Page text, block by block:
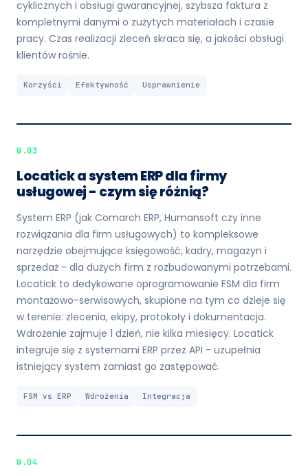
cyklicznych i obsługi gwarancyjnej, szybsza faktura z
kompletnymi danymi o zużytych materiałach i czasie
pracy. Czas realizacji zleceń skraca się, a jakości obsługi
klientów rośnie.
Korzyści Efektywność Usprawnienie
W.03
Locatick a system ERP dla firmy
usługowej - czym się różnią?
System ERP (jak Comarch ERP, Humansoft czy inne
rozwiązania dla firm usługowych) to kompleksowe
narzędzie obejmujące księgowość, kadry, magazyn i
sprzedaż - dla dużych firm z rozbudowanymi potrzebami.
Locatick to dedykowane oprogramowanie FSM dla firm
montażowo-serwisowych, skupione na tym co dzieje się
w terenie: zlecenia, ekipy, protokoły i dokumentacja.
Wdrożenie zajmuje 1 dzień, nie kilka miesięcy. Locatick
integruje się z systemami ERP przez API - uzupełnia
istniejący system zamiast go zastępować.
FSM vs ERP Wdrożenia Integracja
W.04